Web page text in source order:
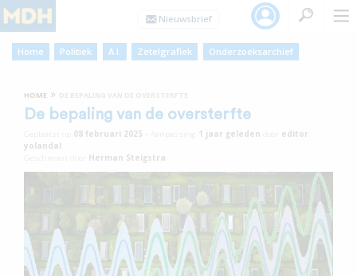
Home Politiek A.I. Zetelgrafiek Onderzoeksarchief
HOME »
De bepaling van de oversterfte
08 februari 2025 1 jaar geleden
editor
yolandal
Herman Steigstra